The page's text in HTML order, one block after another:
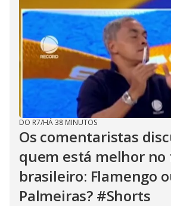
DO R7/HÁ 38 MINUTOS
Os comentaristas
quem está melhor
brasileiro: Flamengo
Palmeiras? #Shorts